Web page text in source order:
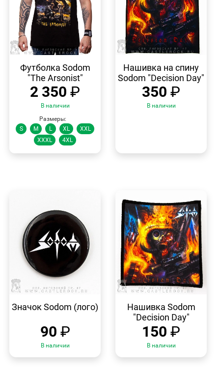
ПРОСМОТР
Футболка Sodom
"The Arsonist"
2 350 ₽
В наличии
Размеры:
S
M L XL
XXL
XXXL
4XL
Нашивка на спину
Sodom "Decision Day"
350 ₽
В наличии
ПРОСМОТР
Значок Sodom (лого)
90 ₽
В наличии
ПРОСМОТР
Нашивка Sodom
"Decision Day"
150 ₽
В наличии